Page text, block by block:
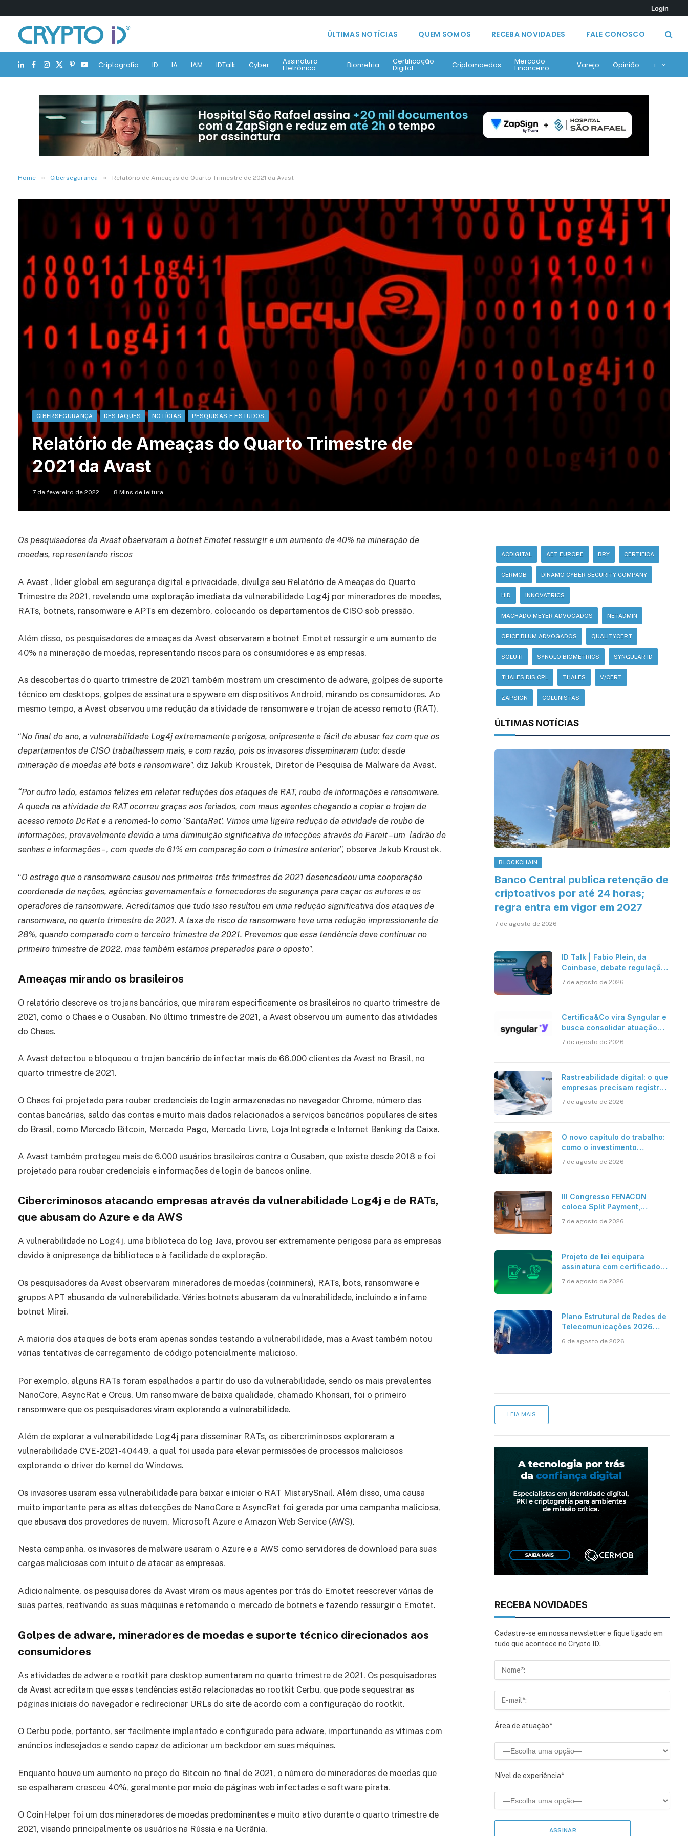
Login
ÚLTIMAS NOTÍCIAS QUEM SOMOS RECEBA NOVIDADES FALE CONOSCO
LinkedIn
Facebook
Instagram
X
(Twitter)
Pinterest
YouTubeCriptografia ID IA IAM IDTalk Cyber Assinatura
Eletrônica Biometria Certificação
Digital Criptomoedas Mercado
Financeiro Varejo Opinião +
Home » Cibersegurança » Relatório de Ameaças do Quarto Trimestre de 2021 da Avast
CIBERSEGURANÇA DESTAQUES NOTÍCIAS PESQUISAS E ESTUDOS
Relatório de Ameaças do Quarto Trimestre de
2021 da Avast
7 de fevereiro de 2022 8 Mins de leitura
Os pesquisadores da Avast observaram a botnet Emotet ressurgir e um aumento de 40% na mineração de
moedas, representando riscos
A Avast , líder global em segurança digital e privacidade, divulga seu Relatório de Ameaças do Quarto
Trimestre de 2021, revelando uma exploração imediata da vulnerabilidade Log4j por mineradores de moedas,
RATs, botnets, ransomware e APTs em dezembro, colocando os departamentos de CISO sob pressão.
Além disso, os pesquisadores de ameaças da Avast observaram a botnet Emotet ressurgir e um aumento de
40% na mineração de moedas, representando riscos para os consumidores e as empresas.
As descobertas do quarto trimestre de 2021 também mostram um crescimento de adware, golpes de suporte
técnico em desktops, golpes de assinatura e spyware em dispositivos Android, mirando os consumidores. Ao
mesmo tempo, a Avast observou uma redução da atividade de ransomware e trojan de acesso remoto (RAT).
“No final do ano, a vulnerabilidade Log4j extremamente perigosa, onipresente e fácil de abusar fez com que os
departamentos de CISO trabalhassem mais, e com razão, pois os invasores disseminaram tudo: desde
mineração de moedas até bots e ransomware”, diz Jakub Kroustek, Diretor de Pesquisa de Malware da Avast.
“Por outro lado, estamos felizes em relatar reduções dos ataques de RAT, roubo de informações e ransomware.
A queda na atividade de RAT ocorreu graças aos feriados, com maus agentes chegando a copiar o trojan de
acesso remoto DcRat e a renomeá-lo como ‘SantaRat’. Vimos uma ligeira redução da atividade de roubo de
informações, provavelmente devido a uma diminuição significativa de infecções através do Fareit – um ladrão de
senhas e informações – , com queda de 61% em comparação com o trimestre anterior”, observa Jakub Kroustek.
“O estrago que o ransomware causou nos primeiros três trimestres de 2021 desencadeou uma cooperação
coordenada de nações, agências governamentais e fornecedores de segurança para caçar os autores e os
operadores de ransomware. Acreditamos que tudo isso resultou em uma redução significativa dos ataques de
ransomware, no quarto trimestre de 2021. A taxa de risco de ransomware teve uma redução impressionante de
28%, quando comparado com o terceiro trimestre de 2021. Prevemos que essa tendência deve continuar no
primeiro trimestre de 2022, mas também estamos preparados para o oposto”.
Ameaças mirando os brasileiros
O relatório descreve os trojans bancários, que miraram especificamente os brasileiros no quarto trimestre de
2021, como o Chaes e o Ousaban. No último trimestre de 2021, a Avast observou um aumento das atividades
do Chaes.
A Avast detectou e bloqueou o trojan bancário de infectar mais de 66.000 clientes da Avast no Brasil, no
quarto trimestre de 2021.
O Chaes foi projetado para roubar credenciais de login armazenadas no navegador Chrome, número das
contas bancárias, saldo das contas e muito mais dados relacionados a serviços bancários populares de sites
do Brasil, como Mercado Bitcoin, Mercado Pago, Mercado Livre, Loja Integrada e Internet Banking da Caixa.
A Avast também protegeu mais de 6.000 usuários brasileiros contra o Ousaban, que existe desde 2018 e foi
projetado para roubar credenciais e informações de login de bancos online.
Cibercriminosos atacando empresas através da vulnerabilidade Log4j e de RATs,
que abusam do Azure e da AWS
A vulnerabilidade no Log4j, uma biblioteca do log Java, provou ser extremamente perigosa para as empresas
devido à onipresença da biblioteca e à facilidade de exploração.
Os pesquisadores da Avast observaram mineradores de moedas (coinminers), RATs, bots, ransomware e
grupos APT abusando da vulnerabilidade. Várias botnets abusaram da vulnerabilidade, incluindo a infame
botnet Mirai.
A maioria dos ataques de bots eram apenas sondas testando a vulnerabilidade, mas a Avast também notou
várias tentativas de carregamento de código potencialmente malicioso.
Por exemplo, alguns RATs foram espalhados a partir do uso da vulnerabilidade, sendo os mais prevalentes
NanoCore, AsyncRat e Orcus. Um ransomware de baixa qualidade, chamado Khonsari, foi o primeiro
ransomware que os pesquisadores viram explorando a vulnerabilidade.
Além de explorar a vulnerabilidade Log4j para disseminar RATs, os cibercriminosos exploraram a
vulnerabilidade CVE-2021-40449, a qual foi usada para elevar permissões de processos maliciosos
explorando o driver do kernel do Windows.
Os invasores usaram essa vulnerabilidade para baixar e iniciar o RAT MistarySnail. Além disso, uma causa
muito importante para as altas detecções de NanoCore e AsyncRat foi gerada por uma campanha maliciosa,
que abusava dos provedores de nuvem, Microsoft Azure e Amazon Web Service (AWS).
Nesta campanha, os invasores de malware usaram o Azure e a AWS como servidores de download para suas
cargas maliciosas com intuito de atacar as empresas.
Adicionalmente, os pesquisadores da Avast viram os maus agentes por trás do Emotet reescrever várias de
suas partes, reativando as suas máquinas e retomando o mercado de botnets e fazendo ressurgir o Emotet.
Golpes de adware, mineradores de moedas e suporte técnico direcionados aos
consumidores
As atividades de adware e rootkit para desktop aumentaram no quarto trimestre de 2021. Os pesquisadores
da Avast acreditam que essas tendências estão relacionadas ao rootkit Cerbu, que pode sequestrar as
páginas iniciais do navegador e redirecionar URLs do site de acordo com a configuração do rootkit.
O Cerbu pode, portanto, ser facilmente implantado e configurado para adware, importunando as vítimas com
anúncios indesejados e sendo capaz de adicionar um backdoor em suas máquinas.
Enquanto houve um aumento no preço do Bitcoin no final de 2021, o número de mineradores de moedas que
se espalharam cresceu 40%, geralmente por meio de páginas web infectadas e software pirata.
O CoinHelper foi um dos mineradores de moedas predominantes e muito ativo durante o quarto trimestre de
2021, visando principalmente os usuários na Rússia e na Ucrânia.
ACDIGITAL AET EUROPE BRY CERTIFICA
CERMOB DINAMO CYBER SECURITY COMPANY
HID INNOVATRICS
MACHADO MEYER ADVOGADOS NETADMIN
OPICE BLUM ADVOGADOS QUALITYCERT
SOLUTI SYNOLO BIOMETRICS SYNGULAR ID
THALES DIS CPL THALES V/CERT
ZAPSIGN COLUNISTAS
ÚLTIMAS NOTÍCIAS
BLOCKCHAIN
Banco Central publica retenção de
criptoativos por até 24 horas;
regra entra em vigor em 2027
7 de agosto de 2026
ID Talk | Fabio Plein, da
Coinbase, debate regulação,
7 de agosto de 2026
Certifica&Co vira Syngular e
busca consolidar atuação
7 de agosto de 2026
Rastreabilidade digital: o que
empresas precisam registrar
7 de agosto de 2026
O novo capítulo do trabalho:
como o investimento
científica revela a
7 de agosto de 2026
III Congresso FENACON
coloca Split Payment,
centro dos debates
7 de agosto de 2026
Projeto de lei equipara
assinatura com certificado
reconhecimento de firma em
7 de agosto de 2026
Plano Estrutural de Redes de
Telecomunicações 2026
móvel, mas mantém desafio
6 de agosto de 2026
LEIA MAIS
RECEBA NOVIDADES
Cadastre-se em nossa newsletter e fique ligado em
tudo que acontece no Crypto ID.
Área de atuação*
Nível de experiência*